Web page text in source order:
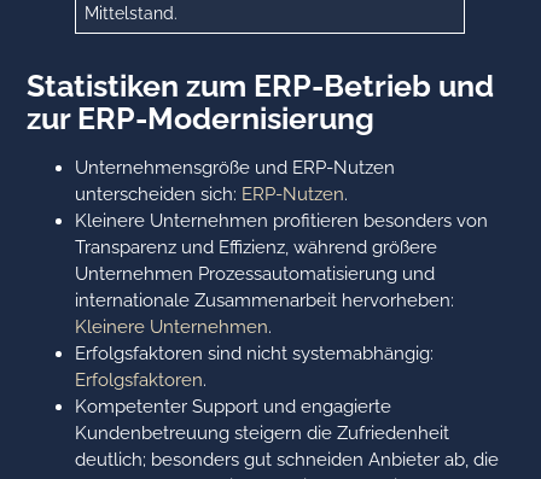
Mittelstand.
Statistiken zum ERP-Betrieb und
zur ERP-Modernisierung
Unternehmensgröße und ERP-Nutzen
unterscheiden sich: ERP-Nutzen.
Kleinere Unternehmen profitieren besonders von
Transparenz und Effizienz, während größere
Unternehmen Prozessautomatisierung und
internationale Zusammenarbeit hervorheben:
Kleinere Unternehmen.
Erfolgsfaktoren sind nicht systemabhängig:
Erfolgsfaktoren.
Kompetenter Support und engagierte
Kundenbetreuung steigern die Zufriedenheit
deutlich; besonders gut schneiden Anbieter ab, die